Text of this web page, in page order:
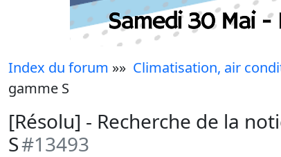
Index du forum »» Climatisation, air
gamme S
[Résolu] - Recherche de la
S#13493